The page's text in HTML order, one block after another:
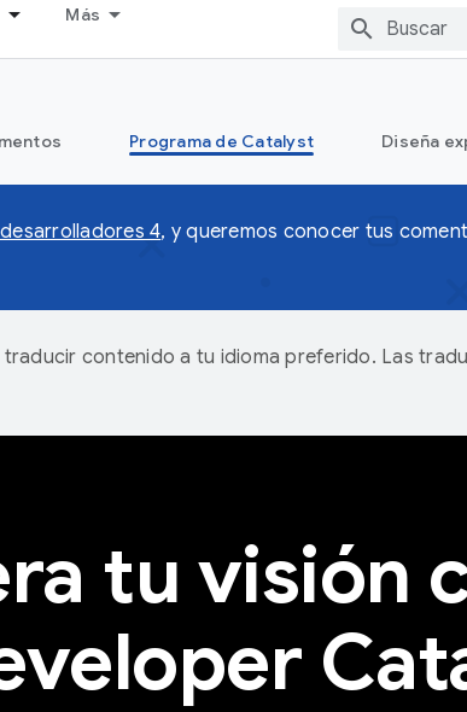
Más
Programa de Catalyst Diseña
4, y queremos conocer tus
contenido a tu idioma preferido. Las
tu visión